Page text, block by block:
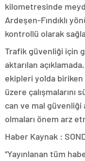
kilometresinde
Ardeşen-Fındıklı
kontrollü olarak
Trafik güvenliği için
aktarılan
ekipleri yolda
üzere
can ve mal güvenliği
olmaları önem arz
Haber Kaynak :
“Yayınlanan tüm